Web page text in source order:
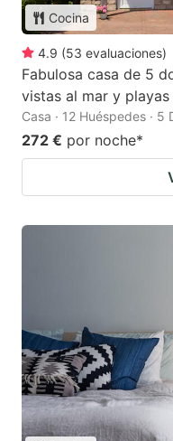
Cocina
4.9 (53 evaluaciones)
Fabulosa casa de 5
vistas al mar y
Casa · 12 Huéspedes · 5
272 € por noche*